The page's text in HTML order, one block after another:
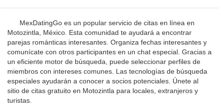
MexDatingGo es un popular servicio de citas en línea en
Motozintla, México. Esta comunidad te ayudará a encontrar
parejas románticas interesantes. Organiza fechas interesantes y
comunícate con otros participantes en un chat especial. Gracias a
un eficiente motor de búsqueda, puede seleccionar perfiles de
miembros con intereses comunes. Las tecnologías de búsqueda
especiales ayudarán a conocer a socios potenciales. Únete al
sitio de citas gratuito en Motozintla para locales, extranjeros y
turistas.